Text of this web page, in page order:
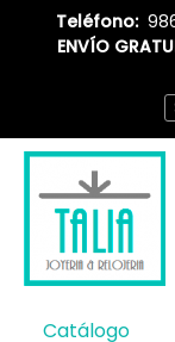
Teléfono:
ENVÍO
Catálogo